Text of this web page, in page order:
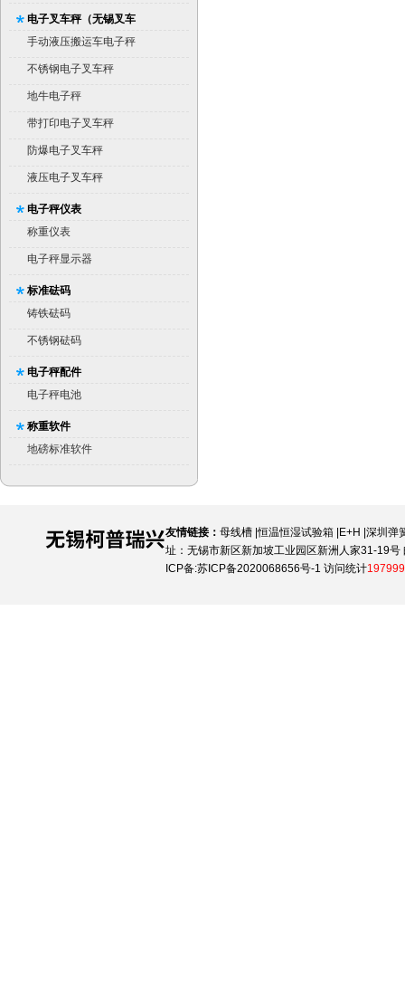
电子叉车秤（无锡叉车
秤）
手动液压搬运车电子秤
不锈钢电子叉车秤
地牛电子秤
带打印电子叉车秤
防爆电子叉车秤
液压电子叉车秤
电子秤仪表
称重仪表
电子秤显示器
标准砝码
铸铁砝码
不锈钢砝码
电子秤配件
电子秤电池
称重软件
地磅标准软件
友情链接： 母线槽 |恒温恒湿试验箱 E+H 深圳弹
址：无锡市新区新加坡工业园区新洲人家31-19号
ICP备:苏ICP备2020068656号-1 访问统计197999